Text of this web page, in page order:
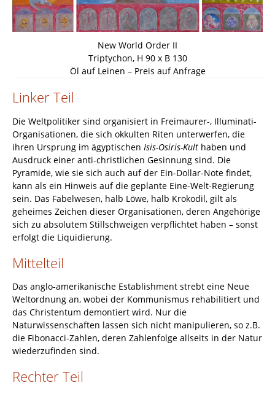
New World Order II
Triptychon, H 90 x B 130
Öl auf Leinen – Preis auf Anfrage
Linker Teil
Die Weltpolitiker sind organisiert in Freimaurer-, Illuminati-
Organisationen, die sich okkulten Riten unterwerfen, die
ihren Ursprung im ägyptischen Isis-Osiris-Kult haben und
Ausdruck einer anti-christlichen Gesinnung sind. Die
Pyramide, wie sie sich auch auf der Ein-Dollar-Note findet,
kann als ein Hinweis auf die geplante Eine-Welt-Regierung
sein. Das Fabelwesen, halb Löwe, halb Krokodil, gilt als
geheimes Zeichen dieser Organisationen, deren Angehörige
sich zu absolutem Stillschweigen verpflichtet haben – sonst
erfolgt die Liquidierung.
Mittelteil
Das anglo-amerikanische Establishment strebt eine Neue
Weltordnung an, wobei der Kommunismus rehabilitiert und
das Christentum demontiert wird. Nur die
Naturwissenschaften lassen sich nicht manipulieren, so z.B.
die Fibonacci-Zahlen, deren Zahlenfolge allseits in der Natur
wiederzufinden sind.
Rechter Teil